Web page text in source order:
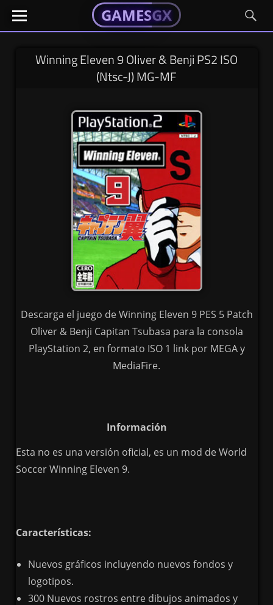
Skip
GAMESGX
El
portal
GAMESGX
GAMESGX
El
portal
Winning Eleven 9 Oliver & Benji PS2 ISO
(Ntsc-J) MG-MF
Descarga el juego de Winning Eleven 9 PES 5 Patch
Oliver & Benji Capitan Tsubasa para la consola
PlayStation 2, en formato ISO 1 link por MEGA y
MediaFire.
Información
Esta no es una versión oficial, es un mod de World
Soccer Winning Eleven 9.
Características:
Nuevos gráficos incluyendo nuevos fondos y
logotipos.
300 Nuevos rostros entre dibujos animados y